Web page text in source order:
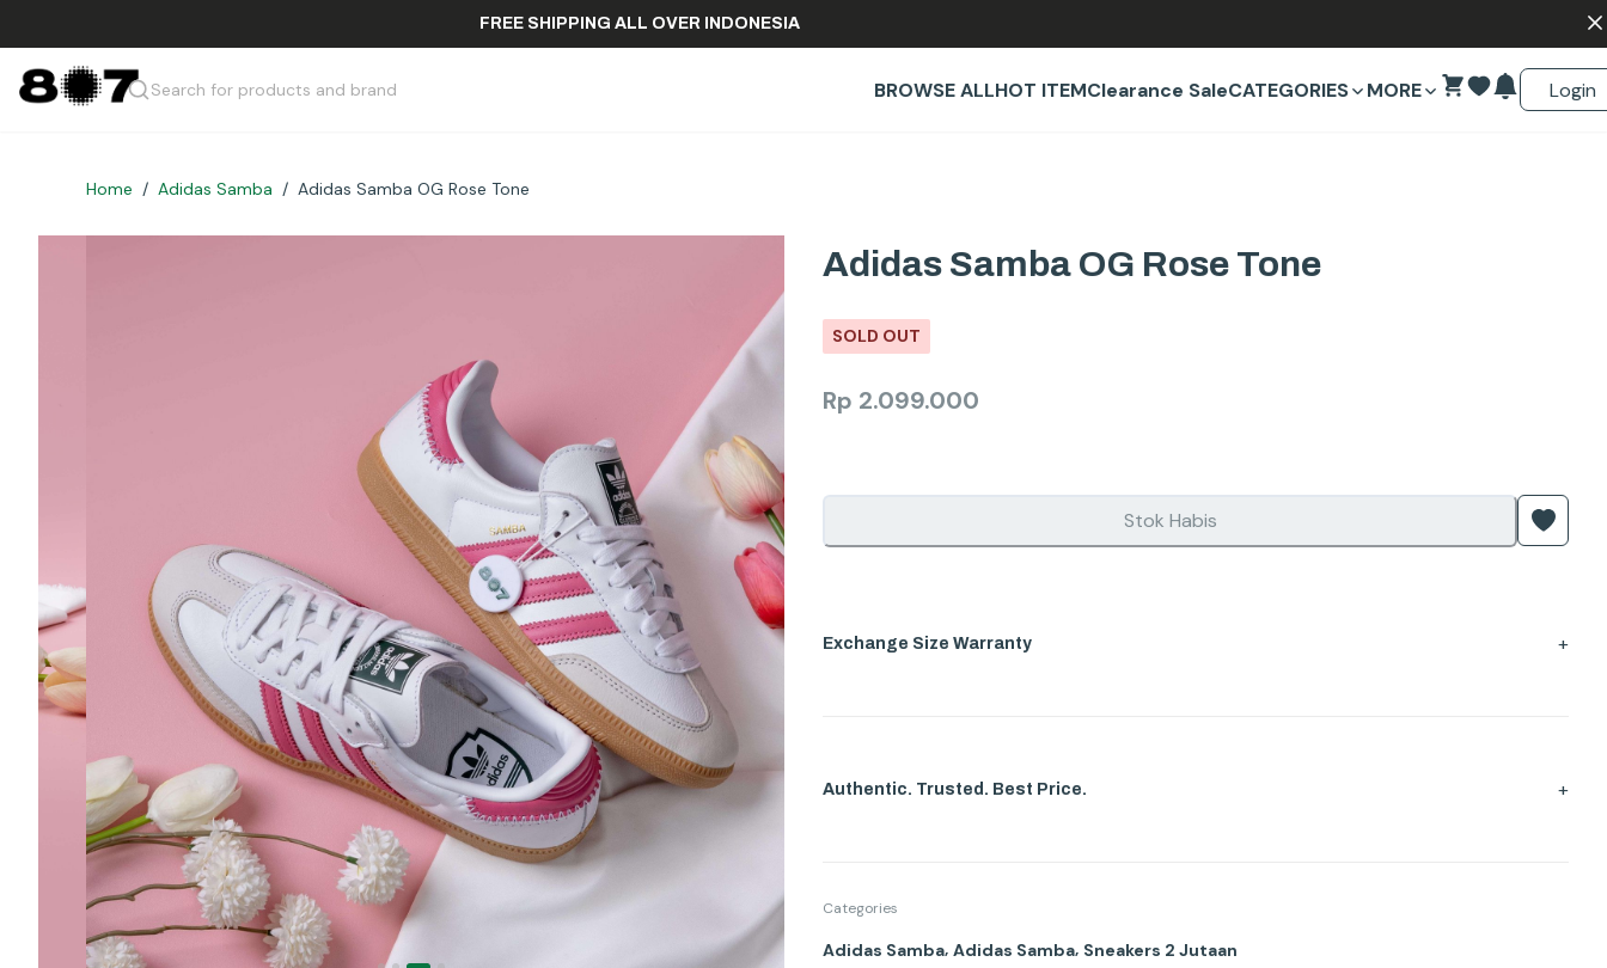
FREE SHIPPING ALL OVER INDONESIA
Search for products and brand BROWSE ALLHOT ITEMClearance SaleCATEGORIES MORE Login
Home / Adidas Samba / Adidas Samba OG Rose Tone
Adidas Samba OG Rose Tone
SOLD OUT
Rp 2.099.000
Stok Habis
Exchange Size Warranty +
Authentic. Trusted. Best Price. +
Categories
Adidas Samba, Adidas Samba, Sneakers 2 Jutaan